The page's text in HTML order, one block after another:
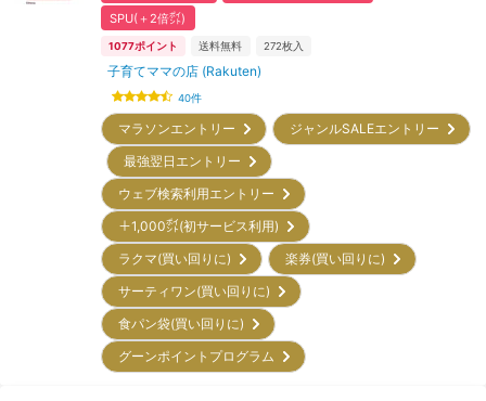
SPU(＋2倍㌽)
1077ポイント 送料無料 272枚入
子育てママの店 (Rakuten)
40件
マラソンエントリー
ジャンルSALEエントリー
最強翌日エントリー
ウェブ検索利用エントリー
＋1,000㌽(初サービス利用)
ラクマ(買い回りに)
楽券(買い回りに)
サーティワン(買い回りに)
食パン袋(買い回りに)
グーンポイントプログラム